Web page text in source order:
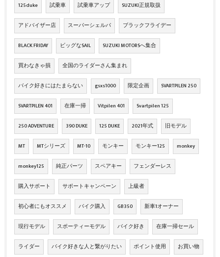
125duke 試乗車 試乗車アップ SUZUKI正規取扱
アドバイザー店 スーパーシェルパ ブラックフライデー
BLACK FRIDAY ビッグなSAIL SUZUKI MOTORSへ集合
買わなきゃ損 全国のライダーさん集まれ
バイク好きにはたまらない gsxs1000 限定企画 SVARTPILEN 250
SVARTPILEN 401 在庫一掃 Vitpilen 401 Svartpilen 125
250 ADVENTURE 390 DUKE 125 DUKE 2021年式 旧モデル
MT MTシリーズ MT-10 モンキー モンキー125 monkey
monkey125 純正パーツ スペアキー フェンダーレス
購入サポート サポートキャンペーン 上級者
初心者にもオススメ バイク購入 GB350 新車1オーナー
現行モデル スポーティーモデル バイク好き 在庫一掃セール
ライダー バイク好きな人と繋がりたい ポイント使用 お買い物